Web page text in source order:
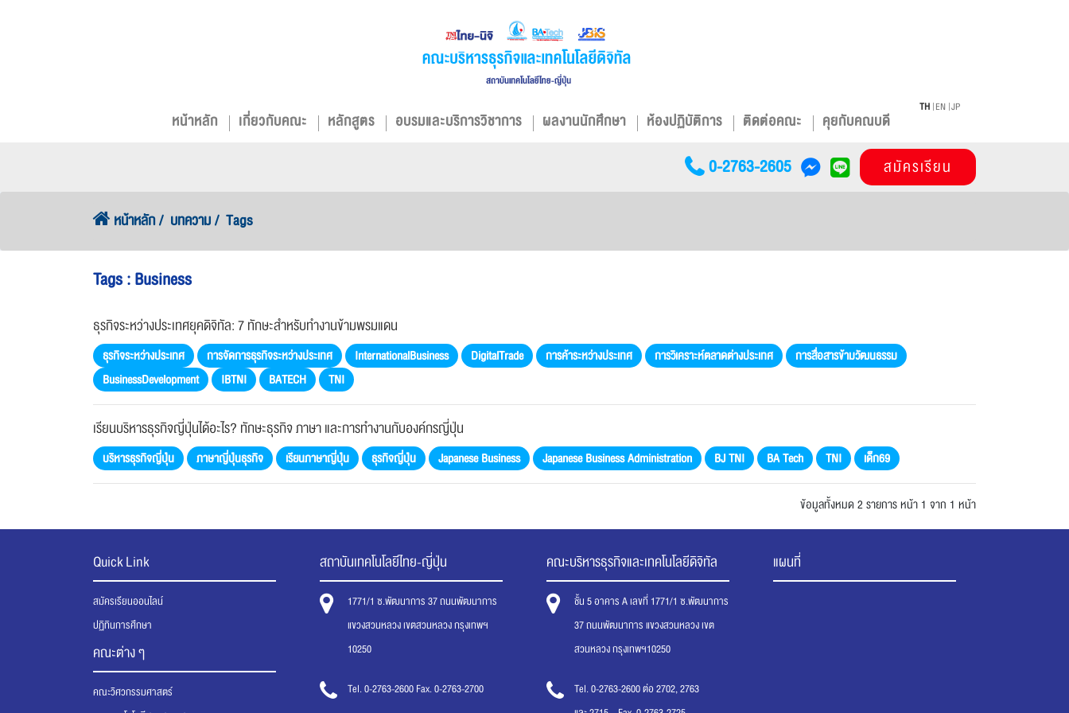
หน้าหลัก เกี่ยวกับคณะ หลักสูตร อบรมและบริการวิชาการ ผลงานนักศึกษา ห้องปฏิบัติการ ติดต่อคณะ คุยกับคณบดี
TH EN JP
0-2763-2605 สมัครเรียน
หน้าหลัก บทความ Tags
Tags : Business
ธุรกิจระหว่างประเทศยุคดิจิทัล: 7 ทักษะสำหรับทำงานข้ามพรมแดน
ธุรกิจระหว่างประเทศ การจัดการธุรกิจระหว่างประเทศ InternationalBusiness DigitalTrade การค้าระหว่างประเทศ การวิเคราะห์ตลาดต่างประเทศ
การสื่อสารข้ามวัฒนธรรม
BusinessDevelopment
IBTNI BATECH TNI
เรียนบริหารธุรกิจญี่ปุ่นได้อะไร? ทักษะธุรกิจ ภาษา และการทำงานกับองค์กรญี่ปุ่น
บริหารธุรกิจญี่ปุ่น ภาษาญี่ปุ่นธุรกิจ เรียนภาษาญี่ปุ่น ธุรกิจญี่ปุ่น Japanese Business Japanese Business Administration BJ TNI BA Tech TNI เด็ก69
ข้อมูลทั้งหมด 2 รายการหน้า 1 จาก 1 หน้า
Quick Link
สมัครเรียนออนไลน์
ปฏิทินการศึกษา
คณะต่าง ๆ
คณะวิศวกรรมศาสตร์
สถาบันเทคโนโลยีไทย-ญี่ปุ่น
1771/1 ซ.พัฒนาการ 37 ถนนพัฒนาการ
แขวงสวนหลวง เขตสวนหลวง กรุงเทพฯ
10250
Tel. 0-2763-2600 Fax. 0-2763-2700
คณะบริหารธุรกิจและเทคโนโลยีดิจิทัล
ชั้น 5 อาคาร A เลขที่ 1771/1 ซ.พัฒนาการ
37 ถนนพัฒนาการ แขวงสวนหลวง เขต
สวนหลวง กรุงเทพฯ10250
Tel. 0-2763-2600 ต่อ 2702, 2763
แผนที่